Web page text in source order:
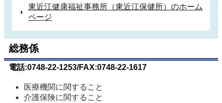
東近江健康福祉事務所（東近江保健所）のホーム
ページ
総務係
電話:0748-22-1253/FAX:0748-22-1617
医療機関に関すること
介護保険に関すること